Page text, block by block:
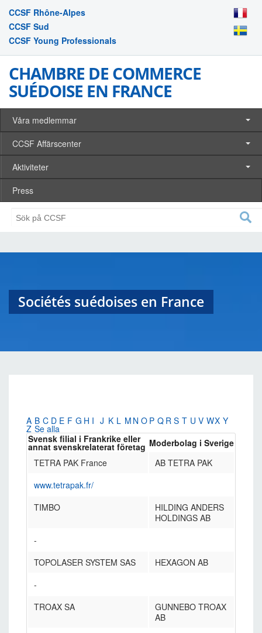
CCSF Rhône-Alpes
CCSF Sud
CCSF Young Professionals
CHAMBRE DE COMMERCE
SUÉDOISE EN FRANCE
Våra medlemmar
CCSF Affärscenter
Aktiviteter
Press
Sociétés suédoises en France
A B C D E F G H I J K L M N O P Q R S T U V WX Y
Z Se alla
Svensk filial i Frankrike eller
annat svenskrelaterat företag Moderbolag i Sverige
TETRA PAK France
AB TETRA PAK
www.tetrapak.fr/
TIMBO
HILDING ANDERS
HOLDINGS AB
-
TOPOLASER SYSTEM SAS
HEXAGON AB
-
TROAX SA
GUNNEBO TROAX
AB